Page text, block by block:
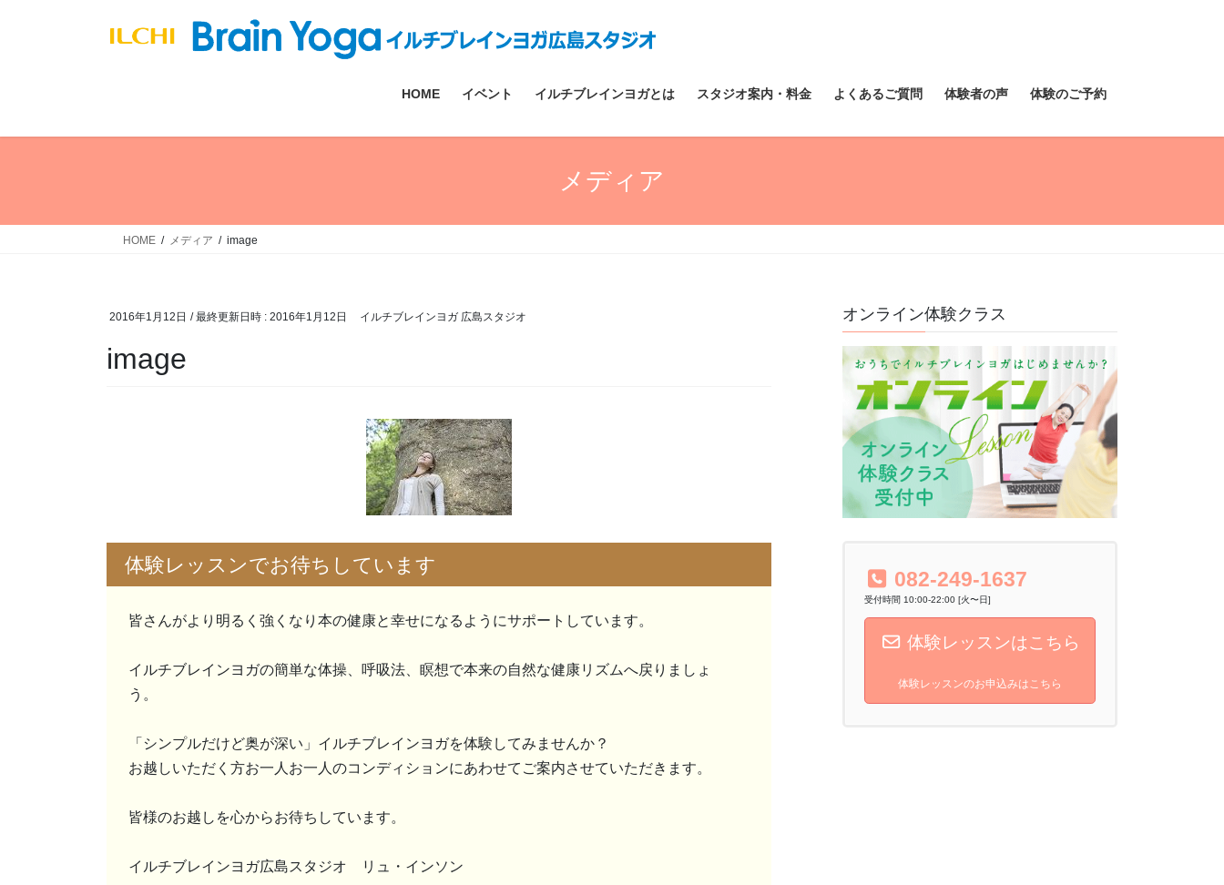
ス
ン
HOME イベント イルチブレインヨガとは スタジオ案内・料金 よくあるご質問 体験者の声 体験のご予約
メディア
HOME メディア image
2016年1月12日 / 最終更新日時 : 2016年1月12日 イルチブレインヨガ 広島スタジオ
image
体験レッスンでお待ちしています
皆さんがより明るく強くなり本の健康と幸せになるようにサポートしています。
イルチブレインヨガの簡単な体操、呼吸法、瞑想で本来の自然な健康リズムへ戻りましょ
う。
「シンプルだけど奥が深い」イルチブレインヨガを体験してみませんか？
お越しいただく方お一人お一人のコンディションにあわせてご案内させていただきます。
皆様のお越しを心からお待ちしています。
イルチブレインヨガ広島スタジオ リュ・インソン
オンライン体験クラス
082-249-1637
受付時間 10:00-22:00 [火〜日]
体験レッスンはこちら
体験レッスンのお申込みはこちら